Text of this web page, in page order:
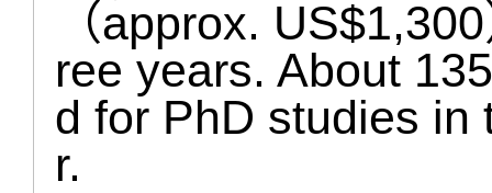
（approx.
ree years. About
d for PhD studies in
r.